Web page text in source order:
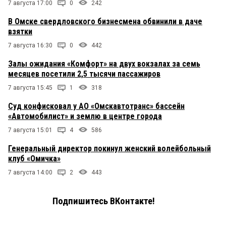
7 августа 17:00 0 242
В Омске свердловского бизнесмена обвинили в даче
взятки
7 августа 16:30 0 442
Залы ожидания «Комфорт» на двух вокзалах за семь
месяцев посетили 2,5 тысячи пассажиров
7 августа 15:45 1 318
Суд конфисковал у АО «Омскавтотранс» бассейн
«Автомобилист» и землю в центре города
7 августа 15:01 4 586
Генеральный директор покинул женский волейбольный
клуб «Омичка»
7 августа 14:00 2 443
Подпишитесь ВКонтакте!